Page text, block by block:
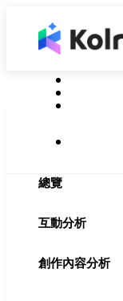
總覽
互動分析
創作內容分析